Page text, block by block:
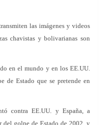
las imágenes y videos
chavistas y bolivarianas son
en el mundo y en los EE.UU.
de Estado que se pretende en
contra EE.UU. y España, a
del golpe de Estado de 2002, y